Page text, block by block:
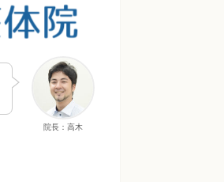
院長：高木